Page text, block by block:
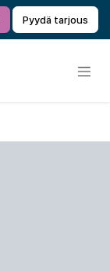
Pyydä tarjous